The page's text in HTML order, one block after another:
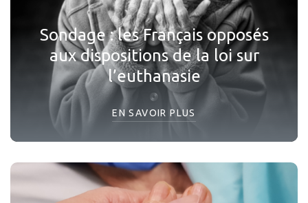
Sondage : les Français opposés
aux dispositions de la loi sur
l’euthanasie
EN SAVOIR PLUS